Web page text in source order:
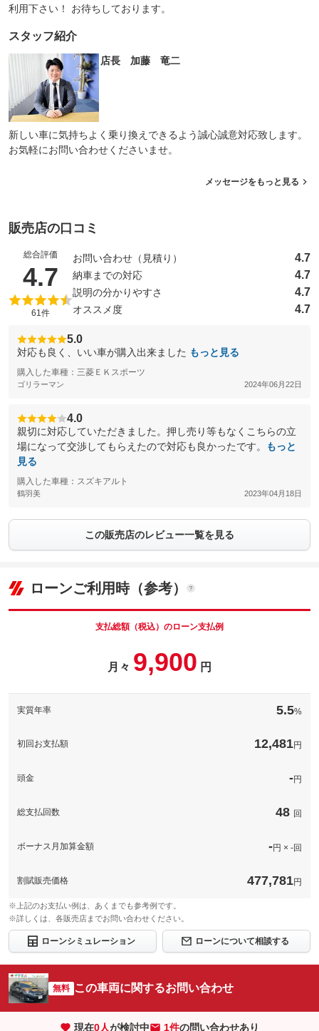
利用下さい！ お待ちしております。
スタッフ紹介
店長 加藤 竜二
新しい車に気持ちよく乗り換えできるよう誠心誠意対応致します。
お気軽にお問い合わせくださいませ。
メッセージをもっと見る
販売店の口コミ
総合評価
4.7 （5点満点中）
61件
お問い合わせ（見積り） 4.7
納車までの対応 4.7
説明の分かりやすさ 4.7
オススメ度 4.7
5.0
対応も良く、いい車が購入出来ました もっと見る
購入した車種：三菱ＥＫスポーツ
ゴリラーマン 2024年06月22日
4.0
親切に対応していただきました。押し売り等もなくこちらの立
場になって交渉してもらえたので対応も良かったです。
もっと
見る
購入した車種：スズキアルト
鶴羽美 2023年04月18日
この販売店のレビュー一覧を見る
ローンご利用時（参考）
支払総額（税込）のローン支払例
月々 9,900 円
実質年率 5.5%
初回お支払額 12,481円
頭金 -円
総支払回数 48 回
ボーナス月加算金額 -円 × -回
割賦販売価格 477,781円
※上記のお支払い例は、あくまでも参考例です。
※詳しくは、各販売店までお問い合わせください。
ローンシミュレーション ローンについて相談する
無料 この車両に関するお問い合わせ
現在0人が検討中 1件の問い合わせあり